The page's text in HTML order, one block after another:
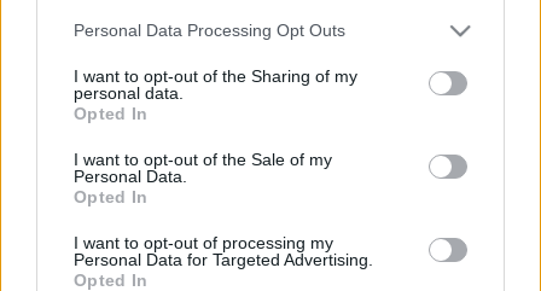
Please note that this website/app uses one or more Google
not limited to your visit or usage behaviour. You may click to
grant or deny consent to Google and its third-party tags to
use your data for below specified purposes in below Google
consent section.
Personal Data Processing Opt Outs
I want to opt-out of the Sharing of my
personal data.
Opted In
I want to opt-out of the Sale of my
Personal Data.
Opted In
I want to opt-out of processing my
Personal Data for Targeted Advertising.
Opted In